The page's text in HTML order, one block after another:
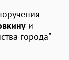
и
города"